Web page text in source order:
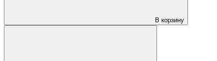
В корзину